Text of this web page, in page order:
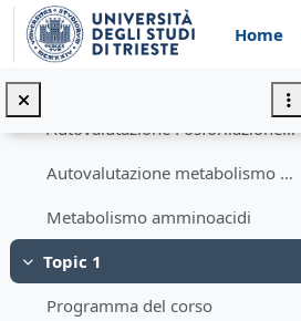
Vai al contenuto principale
HomeAutovalutazione Metabolismo dei carboidrati
Autovalutazione Ciclo di Krebs
Autovalutazione Fosforilazione ossidativa
Autovalutazione metabolismo dei lipidi
Metabolismo amminoacidi
Minimizza
Topic 1
Programma del corso